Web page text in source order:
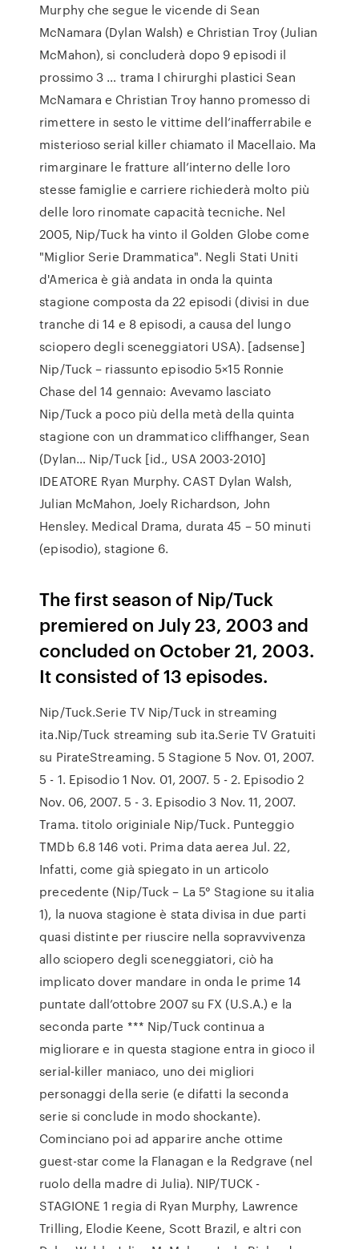
Murphy che segue le vicende di Sean
McNamara (Dylan Walsh) e Christian Troy (Julian
McMahon), si concluderà dopo 9 episodi il
prossimo 3 … trama I chirurghi plastici Sean
McNamara e Christian Troy hanno promesso di
rimettere in sesto le vittime dell’inafferrabile e
misterioso serial killer chiamato il Macellaio. Ma
rimarginare le fratture all’interno delle loro
stesse famiglie e carriere richiederà molto più
delle loro rinomate capacità tecniche. Nel
2005, Nip/Tuck ha vinto il Golden Globe come
"Miglior Serie Drammatica". Negli Stati Uniti
d'America è già andata in onda la quinta
stagione composta da 22 episodi (divisi in due
tranche di 14 e 8 episodi, a causa del lungo
sciopero degli sceneggiatori USA). [adsense]
Nip/Tuck – riassunto episodio 5×15 Ronnie
Chase del 14 gennaio: Avevamo lasciato
Nip/Tuck a poco più della metà della quinta
stagione con un drammatico cliffhanger, Sean
(Dylan… Nip/Tuck [id., USA 2003-2010]
IDEATORE Ryan Murphy. CAST Dylan Walsh,
Julian McMahon, Joely Richardson, John
Hensley. Medical Drama, durata 45 – 50 minuti
(episodio), stagione 6.
The first season of Nip/Tuck
premiered on July 23, 2003 and
concluded on October 21, 2003.
It consisted of 13 episodes.
Nip/Tuck.Serie TV Nip/Tuck in streaming
ita.Nip/Tuck streaming sub ita.Serie TV Gratuiti
su PirateStreaming. 5 Stagione 5 Nov. 01, 2007.
5 - 1. Episodio 1 Nov. 01, 2007. 5 - 2. Episodio 2
Nov. 06, 2007. 5 - 3. Episodio 3 Nov. 11, 2007.
Trama. titolo originiale Nip/Tuck. Punteggio
TMDb 6.8 146 voti. Prima data aerea Jul. 22,
Infatti, come già spiegato in un articolo
precedente (Nip/Tuck – La 5° Stagione su italia
1), la nuova stagione è stata divisa in due parti
quasi distinte per riuscire nella sopravvivenza
allo sciopero degli sceneggiatori, ciò ha
implicato dover mandare in onda le prime 14
puntate dall’ottobre 2007 su FX (U.S.A.) e la
seconda parte *** Nip/Tuck continua a
migliorare e in questa stagione entra in gioco il
serial-killer maniaco, uno dei migliori
personaggi della serie (e difatti la seconda
serie si conclude in modo shockante).
Cominciano poi ad apparire anche ottime
guest-star come la Flanagan e la Redgrave (nel
ruolo della madre di Julia). NIP/TUCK -
STAGIONE 1 regia di Ryan Murphy, Lawrence
Trilling, Elodie Keene, Scott Brazil, e altri con